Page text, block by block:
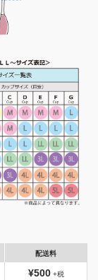
配送料
¥500+税